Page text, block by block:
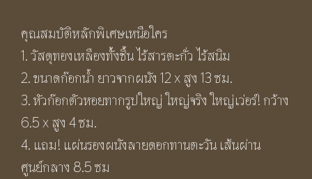
คุณสมบัติหลักพิเศษเหนือใคร
1. วัสดุทองเหลืองทั้งชิ้น ไร้สารตะกั่ว ไร้สนิม
2. ขนาดก๊อกน้ำ ยาวจากผนัง 12 x สูง 13 ซม.
3. หัวก๊อกตัวหอยทากรูปใหญ่ ใหญ่จริง ใหญ่เว่อร์! กว้าง
6.5 x สูง 4 ซม.
4. แถม! แผ่นรองผนังลายดอกทานตะวัน เส้นผ่าน
ศูนย์กลาง 8.5 ซม